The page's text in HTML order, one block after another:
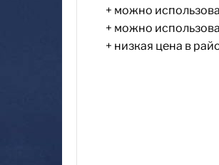
+ можно
+ можно
+ низкая цена в